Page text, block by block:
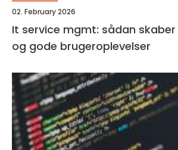
02. February 2026
It service mgmt: sådan
og gode brugeroplevelser